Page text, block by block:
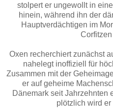
stolpert er ungewollt in
hinein, während ihn der
Hauptverdächtigen im
Oxen recherchiert zunächst
nahelegt inoffiziell für
Zusammen mit der
er auf geheime
Dänemark seit Jahrzehnten
plötzlich wird er